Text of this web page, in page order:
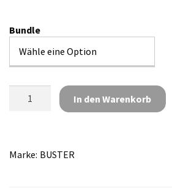
Bundle
Buster
Super
In den Warenkorb
Marke: BUSTER